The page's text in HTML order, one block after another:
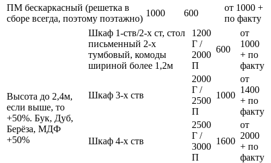
ПМ бескаркасный (решетка в
сборе всегда, поэтому поэтажно)
1000 600
от 1000 +
по факту
Высота до 2,4м,
если выше, то
+50%. Бук, Дуб,
Берёза, МДФ
+50%
Шкаф 1-ств/2-х ст, стол
письменный 2-х
тумбовый, комоды
шириной более 1,2м
1200
Г /
2000
П
600
от
1000
+ по
факту
Шкаф 3-х ств
2000
Г /
2500
П
1000
от
1400
+ по
факту
Шкаф 4-х ств
2500
Г /
3000
П
1600
от
2000
+ по
факту